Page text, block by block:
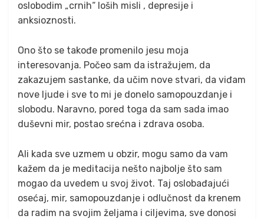
oslobodim „crnih“ loših misli , depresije i
anksioznosti.
Ono što se takođe promenilo jesu moja
interesovanja. Počeo sam da istražujem, da
zakazujem sastanke, da učim nove stvari, da viđam
nove ljude i sve to mi je donelo samopouzdanje i
slobodu. Naravno, pored toga da sam sada imao
duševni mir, postao srećna i zdrava osoba.
Ali kada sve uzmem u obzir, mogu samo da vam
kažem da je meditacija nešto najbolje što sam
mogao da uvedem u svoj život. Taj oslobađajući
osećaj, mir, samopouzdanje i odlučnost da krenem
da radim na svojim željama i ciljevima, sve donosi